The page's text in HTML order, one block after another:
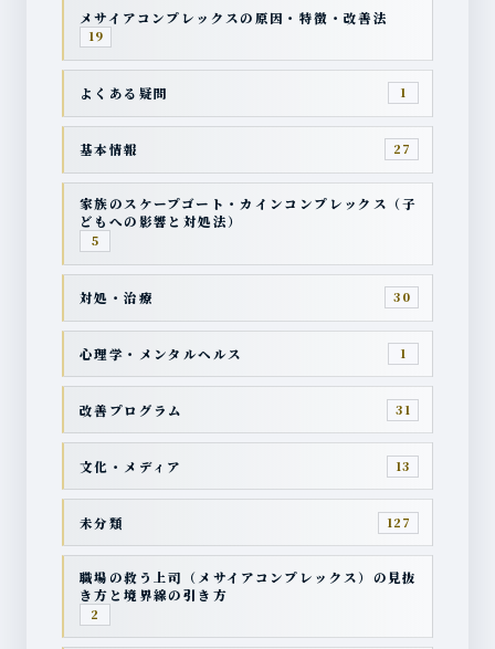
メサイアコンプレックスの原因・特徴・改善法
19
よくある疑問 1
基本情報 27
家族のスケープゴート・カインコンプレックス（子
どもへの影響と対処法）
5
対処・治療 30
心理学・メンタルヘルス 1
改善プログラム 31
文化・メディア 13
未分類 127
職場の救う上司（メサイアコンプレックス）の見抜
き方と境界線の引き方
2